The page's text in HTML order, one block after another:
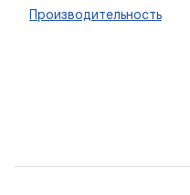
Производительность